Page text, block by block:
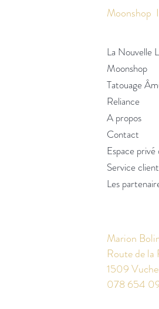
Moonshop I
La Nouvelle
Moonshop
Tatouage
Reliance
A propos
Contact
Espace
Service
Les
Marion
Route de la
1509
078 654